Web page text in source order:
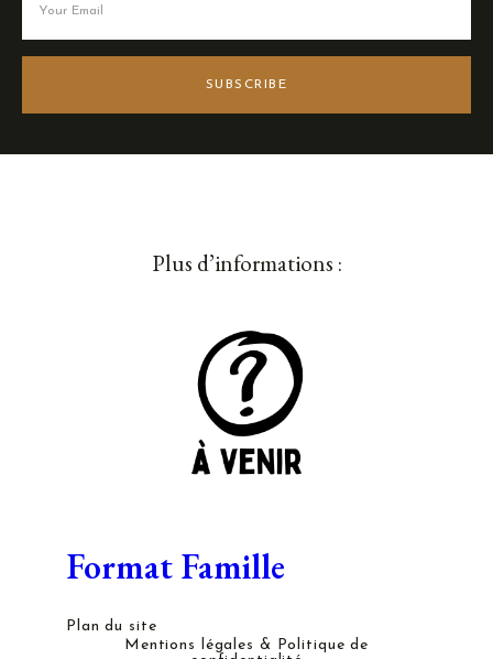
SUBSCRIBE
Plus d’informations :
Format Famille
Plan du site
Mentions légales & Politique de